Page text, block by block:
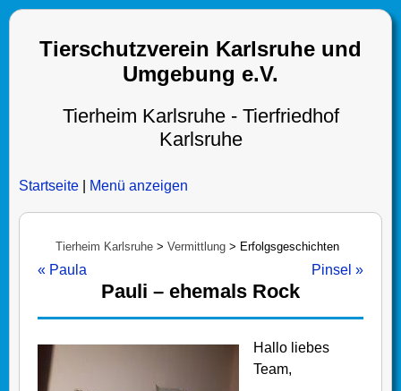
Tierschutzverein Karlsruhe und
Umgebung e.V.
Tierheim Karlsruhe - Tierfriedhof
Karlsruhe
Startseite Menü anzeigen
Tierheim Karlsruhe > Vermittlung > Erfolgsgeschichten
« Paula Pinsel »
Pauli – ehemals Rock
Hallo liebes
Team,